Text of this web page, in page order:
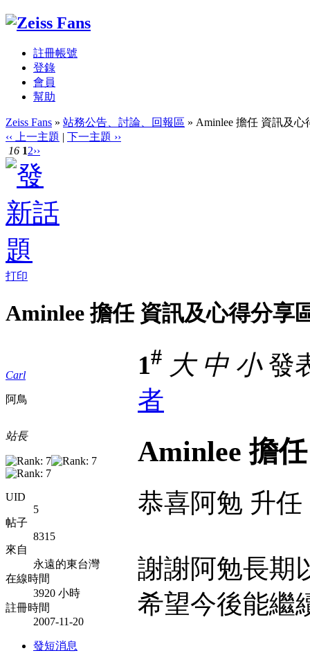
註冊帳號
登錄
會員
幫助
Zeiss Fans » 站務公告、討論、回報區 » Aminlee 擔任 資訊及
‹‹ 上一主題 | 下一主題 ››
16 12››
打印
Aminlee 擔任 資訊及心得分享
Carl
阿鳥
站長
UID
5
帖子
8315
來自
永遠的東台灣
在線時間
3920 小時
註冊時間
2007-11-20
發短消息
1# 大 中 小發
者
Aminlee 擔
恭喜阿勉 升
謝謝阿勉長期
希望今後能繼